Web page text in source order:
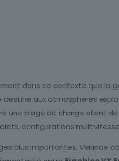
dans ce contexte que la
aux atmosphères
une plage de charge allant
configurations
plus importantes, Verlinde